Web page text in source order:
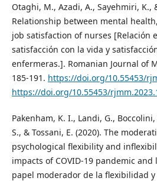
Otaghi, M., Azadi, A., Sayehmiri, K.,
Relationship between mental
job satisfaction of nurses [Relación
satisfacción con la vida y
enfermeras.]. Romanian Journal of
185-191. https://doi.org/10.55453/
https://doi.org/10.55453/
Pakenham, K. I., Landi, G.,
S., & Tossani, E. (2020). The
psychological flexibility and
impacts of COVID-19 pandemic
papel moderador de la flexibilidad